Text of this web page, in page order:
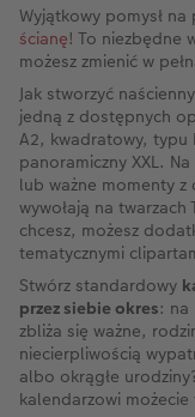
Wyjątkowy pomysł
ścianę! To niezbędne
możesz zmienić w
Jak stworzyć
jedną z dostępnych
A2, kwadratowy, typu
panoramiczny XXL.
lub ważne momenty z
wywołają na
chcesz, możesz
tematycznymi
Stwórz standardowy
przez siebie okres: na
zbliża się ważne,
niecierpliwością
albo okrągłe
kalendarzowi